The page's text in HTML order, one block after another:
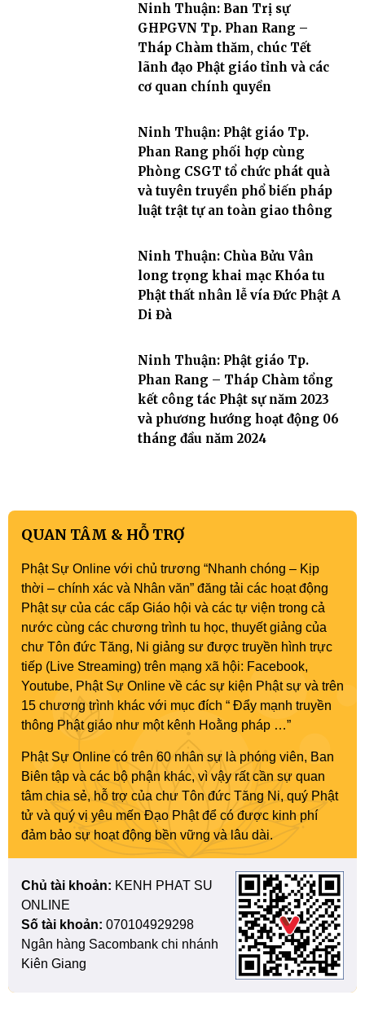
Ninh Thuận: Ban Trị sự
GHPGVN Tp. Phan Rang –
Tháp Chàm thăm, chúc Tết
lãnh đạo Phật giáo tỉnh và các
cơ quan chính quyền
Ninh Thuận: Phật giáo Tp.
Phan Rang phối hợp cùng
Phòng CSGT tổ chức phát quà
và tuyên truyền phổ biến pháp
luật trật tự an toàn giao thông
Ninh Thuận: Chùa Bửu Vân
long trọng khai mạc Khóa tu
Phật thất nhân lễ vía Đức Phật A
Di Đà
Ninh Thuận: Phật giáo Tp.
Phan Rang – Tháp Chàm tổng
kết công tác Phật sự năm 2023
và phương hướng hoạt động 06
tháng đầu năm 2024
QUAN TÂM & HỖ TRỢ
Phật Sự Online với chủ trương “Nhanh chóng – Kịp
thời – chính xác và Nhân văn” đăng tải các hoạt động
Phật sự của các cấp Giáo hội và các tự viện trong cả
nước cùng các chương trình tu học, thuyết giảng của
chư Tôn đức Tăng, Ni giảng sư được truyền hình trực
tiếp (Live Streaming) trên mạng xã hội: Facebook,
Youtube, Phật Sự Online về các sự kiện Phật sự và trên
15 chương trình khác với mục đích “ Đẩy mạnh truyền
thông Phật giáo như một kênh Hoằng pháp …”
Phật Sự Online có trên 60 nhân sự là phóng viên, Ban
Biên tập và các bộ phận khác, vì vậy rất cần sự quan
tâm chia sẻ, hỗ trợ của chư Tôn đức Tăng Ni, quý Phật
tử và quý vị yêu mến Đạo Phật để có được kinh phí
đảm bảo sự hoạt động bền vững và lâu dài.
Chủ tài khoản: KENH PHAT SU
ONLINE
Số tài khoản: 070104929298
Ngân hàng Sacombank chi nhánh
Kiên Giang